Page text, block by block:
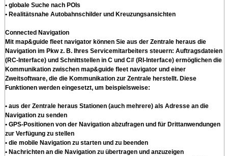
• globale Suche nach POIs
• Realitätsnahe Autobahnschilder und Kreuzungsansichten
Connected Navigation
Mit map&guide fleet navigator können Sie aus der Zentrale heraus die
Navigation im Pkw z. B. Ihres Servicemitarbeiters steuern: Auftragsdateien
(RC-Interface) und Schnittstellen in C und C# (RI-Interface) ermöglichen die
Kommunikation zwischen map&guide fleet navigator und einer
Zweitsoftware, die die Kommunikation zur Zentrale herstellt. Diese
Funktionen werden eingesetzt, um beispielsweise:
• aus der Zentrale heraus Stationen (auch mehrere) als Adresse an die
Navigation zu senden
• GPS-Positionen von der Navigation abzufragen und für Drittanwendungen
zur Verfügung zu stellen
• die mobile Navigation zu starten und zu beenden
• Nachrichten an die Navigation zu übertragen und anzuzeigen